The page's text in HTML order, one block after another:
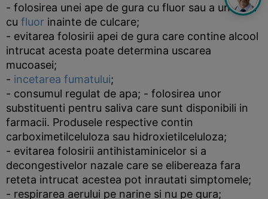
- folosirea unei ape de gura cu fluor sau a unui gel
cu fluor inainte de culcare;
- evitarea folosirii apei de gura care contine alcool
intrucat acesta poate determina uscarea
mucoasei;
- incetarea fumatului;
- consumul regulat de apa; - folosirea unor
substituenti pentru saliva care sunt disponibili in
farmacii. Produsele respective contin
carboximetilceluloza sau hidroxietilceluloza;
- evitarea folosirii antihistaminicelor si a
decongestivelor nazale care se elibereaza fara
reteta intrucat acestea pot inrautati simptomele;
- respirarea aerului pe narine si nu pe gura;